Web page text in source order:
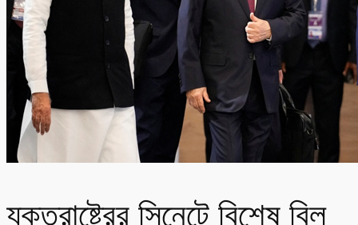
যুক্তরাষ্ট্রের সিনেটে বিশেষ বিল